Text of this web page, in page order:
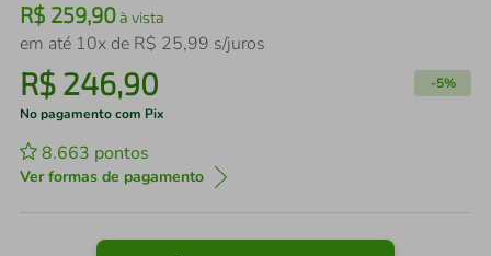
R$ 259,90à vista
em até 10x de R$ 25,99 s/juros
R$ 246,90 -5%
No pagamento com Pix
8.663 pontos
Ver formas de pagamento